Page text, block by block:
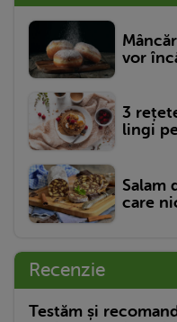
vor
3
lingi
Salam
care
Recenzie
Testăm și